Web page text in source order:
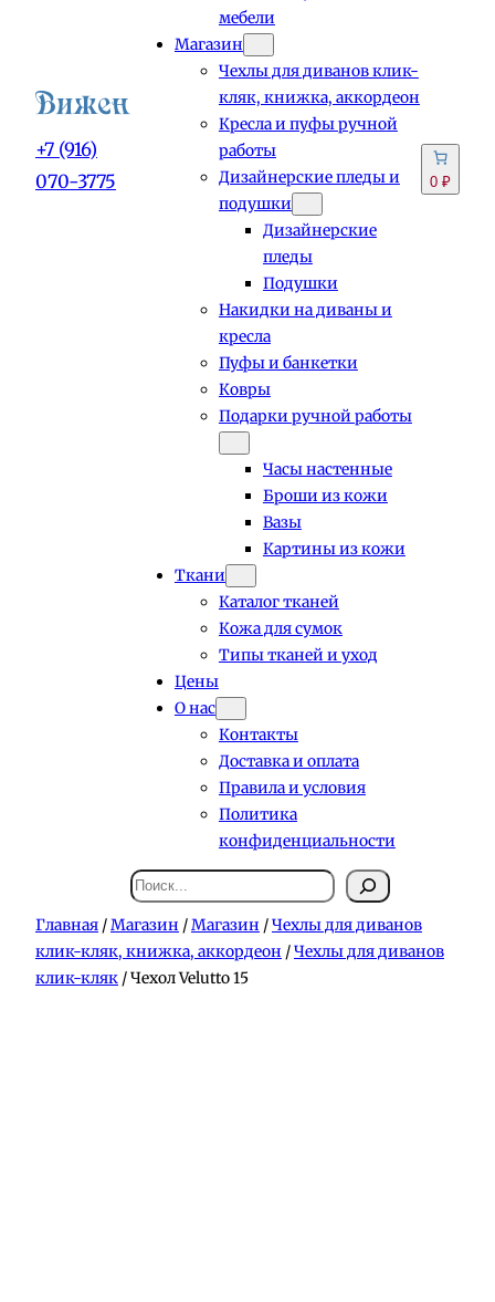
+7 (916)
070-3775
мебели
Магазин
Чехлы для диванов клик-
кляк, книжка, аккордеон
Кресла и пуфы ручной
работы
Дизайнерские пледы и
подушки
Дизайнерские
пледы
Подушки
Накидки на диваны и
кресла
Пуфы и банкетки
Ковры
Подарки ручной работы
Часы настенные
Броши из кожи
Вазы
Картины из кожи
Ткани
Каталог тканей
Кожа для сумок
Типы тканей и уход
Цены
О нас
Контакты
Доставка и оплата
Правила и условия
Политика
конфиденциальности
Поиск
0 ₽
Главная /Магазин /Магазин /Чехлы для диванов
клик-кляк, книжка, аккордеон /Чехлы для диванов
клик-кляк / Чехол Velutto 15